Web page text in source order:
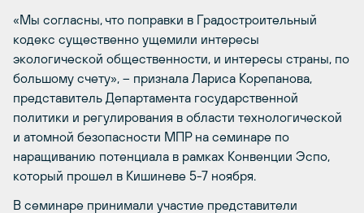
«Мы согласны, что поправки в Градостроительный
кодекс существенно ущемили интересы
экологической общественности, и интересы страны, по
большому счету», – признала Лариса Корепанова,
представитель Департамента государственной
политики и регулирования в области технологической
и атомной безопасности МПР на семинаре по
наращиванию потенциала в рамках Конвенции Эспо,
который прошел в Кишиневе 5-7 ноября.
В семинаре принимали участие представители